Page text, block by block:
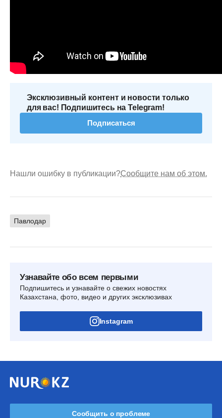
Эксклюзивный контент и новости только
для вас! Подпишитесь на Telegram!
Подписаться
Нашли ошибку в публикации?Сообщите нам об этом.
Павлодар
Узнавайте обо всем первыми
Подпишитесь и узнавайте о свежих новостях
Казахстана, фото, видео и других эксклюзивах
Instagram
Сообщить о проблеме